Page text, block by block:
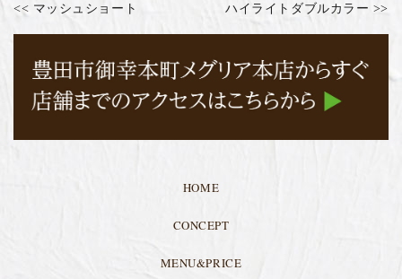
<< マッシュショート ハイライトダブルカラー >>
HOME
CONCEPT
MENU&PRICE